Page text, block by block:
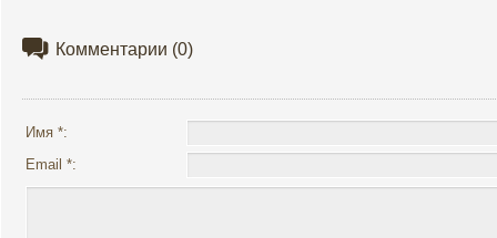
Комментарии (0)
Имя *:
Email *: